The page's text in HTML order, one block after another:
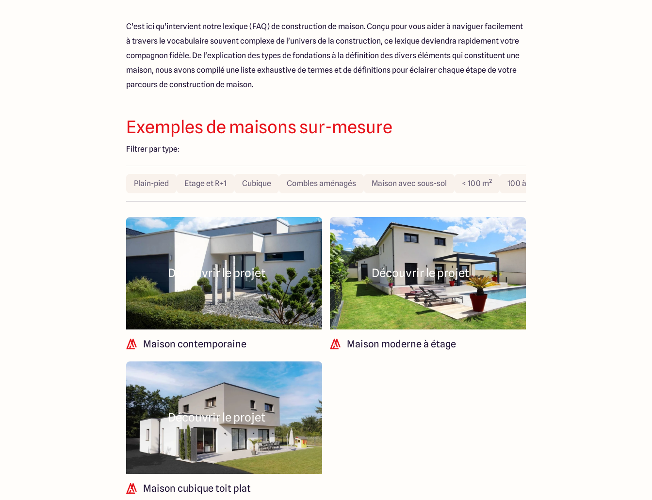
C'est ici qu'intervient notre lexique (FAQ) de construction de maison. Conçu pour vous aider à naviguer facilement
à travers le vocabulaire souvent complexe de l'univers de la construction, ce lexique deviendra rapidement votre
compagnon fidèle. De l'explication des types de fondations à la définition des divers éléments qui constituent une
maison, nous avons compilé une liste exhaustive de termes et de définitions pour éclairer chaque étape de votre
parcours de construction de maison.
Exemples de maisons sur-mesure
Filtrer par type:
Plain-pied Etage et R+1 Cubique Combles aménagés Maison avec sous-sol < 100 m² 100 à 130 m²
Découvrir le projet
Maison contemporaine
Découvrir le projet
Maison moderne à étage
Découvrir le projet
Maison cubique toit plat